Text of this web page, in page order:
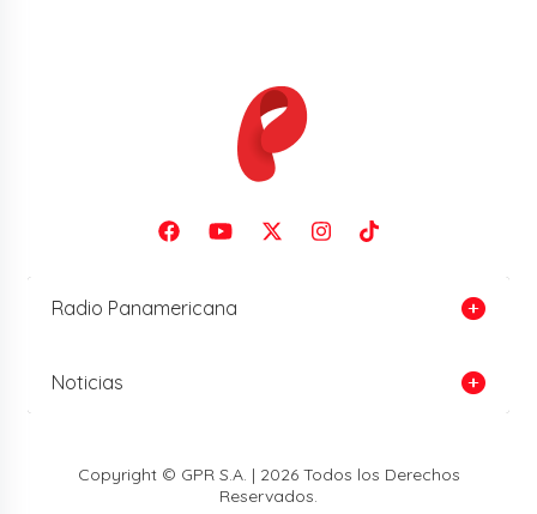
Radio Panamericana
Noticias
Copyright © GPR S.A. | 2026 Todos los Derechos
Reservados.